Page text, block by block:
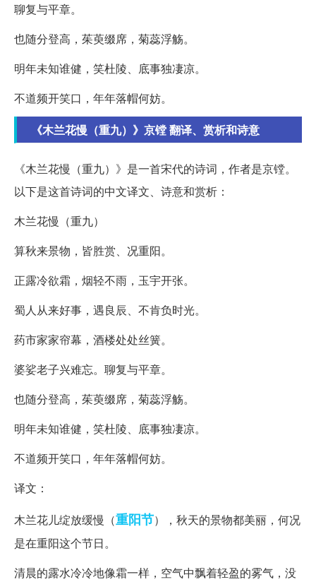
聊复与平章。
也随分登高，茱萸缀席，菊蕊浮觞。
明年未知谁健，笑杜陵、底事独凄凉。
不道频开笑口，年年落帽何妨。
《木兰花慢（重九）》京镗 翻译、赏析和诗意
《木兰花慢（重九）》是一首宋代的诗词，作者是京镗。
以下是这首诗词的中文译文、诗意和赏析：
木兰花慢（重九）
算秋来景物，皆胜赏、况重阳。
正露冷欲霜，烟轻不雨，玉宇开张。
蜀人从来好事，遇良辰、不肯负时光。
药市家家帘幕，酒楼处处丝簧。
婆娑老子兴难忘。聊复与平章。
也随分登高，茱萸缀席，菊蕊浮觞。
明年未知谁健，笑杜陵、底事独凄凉。
不道频开笑口，年年落帽何妨。
译文：
木兰花儿绽放缓慢（重阳节），秋天的景物都美丽，何况
是在重阳这个节日。
清晨的露水冷冷地像霜一样，空气中飘着轻盈的雾气，没